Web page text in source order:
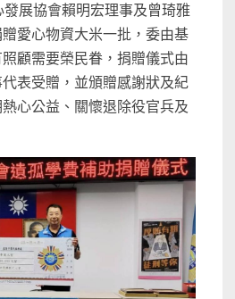
展協會賴明宏理事及曾琦雅
愛心物資大米一批，委由基
顧需要榮民眷，捐贈儀式由
表受贈，並頒贈感謝狀及紀
心公益、關懷退除役官兵及